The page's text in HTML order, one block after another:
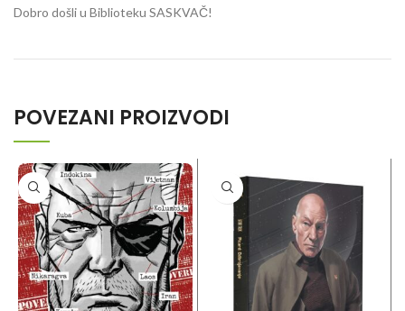
Dobro došli u Biblioteku SASKVAČ!
POVEZANI PROIZVODI